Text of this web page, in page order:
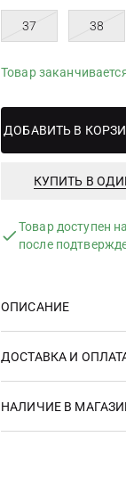
37 38
Товар
ДОБАВИТЬ В
КУПИТЬ В
Товар доступен
после
ОПИСАНИЕ
ДОСТАВКА И
НАЛИЧИЕ В